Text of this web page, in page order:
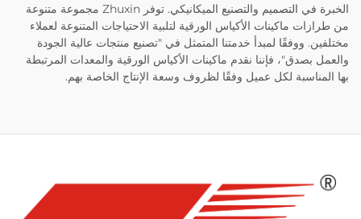
الخبرة في التصميم والتصنيع الميكانيكي. توفر Zhuxin مجموعة متنوعة
من طرازات ماكينات الأكياس الورقية لتلبية الاحتياجات المتنوعة لعملاء
مختلفين. ووفقًا لمبدأ خدمتنا المتمثل في "تصنيع منتجات عالية الجودة
والعمل بصدق"، فإننا نقدم ماكينات الأكياس الورقية والمعدات المرتبطة
بها المناسبة لكل عميل وفقًا لظروف وسعة الإنتاج الخاصة بهم.